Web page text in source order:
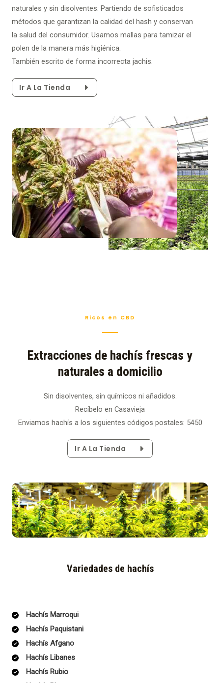
naturales y sin disolventes. Partiendo de sofisticados
métodos que garantizan la calidad del hash y conservan
la salud del consumidor. Usamos mallas para tamizar el
polen de la manera más higiénica.
También escrito de forma incorrecta jachis.
Ir A La Tienda
Ricos en CBD
Extracciones de hachís frescas y
naturales a domicilio
Sin disolventes, sin químicos ni añadidos.
Recíbelo en Casavieja
Enviamos hachís a los siguientes códigos postales: 5450
Ir A La Tienda
Variedades de hachís
Hachís Marroqui
Hachís Paquistani
Hachís Afgano
Hachís Libanes
Hachís Rubio